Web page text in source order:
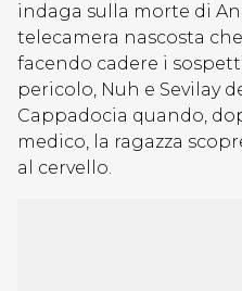
indaga sulla morte di
telecamera nascosta
facendo cadere i
pericolo, Nuh e Sevilay
Cappadocia quando,
medico, la ragazza
al cervello.